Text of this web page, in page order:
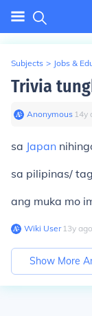
Subjects > Jobs &
Trivia
Anonymous∙ 14y
sa Japan
sa pilipinas/
ang muka mo
Wiki User∙13y ago
Show More